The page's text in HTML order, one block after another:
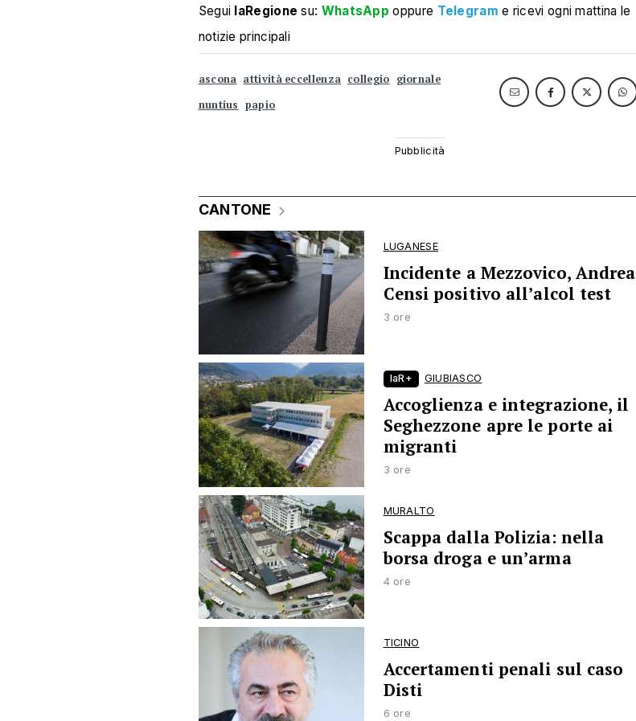
Segui laRegione su: WhatsApp oppure Telegram e ricevi ogni mattina le
notizie principali
ascona attività eccellenza collegio giornale
nuntius papio
CANTONE
LUGANESE
Incidente a Mezzovico, Andrea
Censi positivo all’alcol test
3 ore
laR+ GIUBIASCO
Accoglienza e integrazione, il
Seghezzone apre le porte ai
migranti
3 ore
MURALTO
Scappa dalla Polizia: nella
borsa droga e un’arma
4 ore
TICINO
Accertamenti penali sul caso
Disti
6 ore